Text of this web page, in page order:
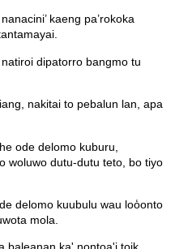
kaeng pa’rokoka
dipatorro bangmo tu
nakitai to pebalun lan, apa
ode delomo kuburu,
woluwo dutu-dutu teto, bo tiyo
delomo kuubulu wau loo̒onto
mola.